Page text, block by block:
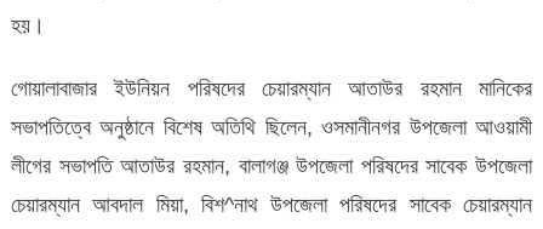
হয়।
গোয়ালাবাজার ইউনিয়ন পরিষদের চেয়ারম্যান আতাউর রহমান মানিকের
সভাপতিত্বে অনুষ্ঠানে বিশেষ অতিথি ছিলেন, ওসমানীনগর উপজেলা আওয়ামী
লীগের সভাপতি আতাউর রহমান, বালাগঞ্জ উপজেলা পরিষদের সাবেক উপজেলা
চেয়ারম্যান আবদাল মিয়া, বিশ^নাথ উপজেলা পরিষদের সাবেক চেয়ারম্যান